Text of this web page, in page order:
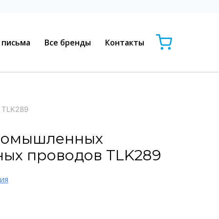
Все бренды Контакты
проводов TLK289